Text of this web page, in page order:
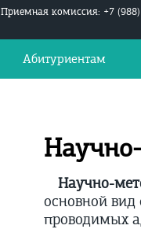
Приемная комиссия: +7
Абитуриентам
Научно-
основной вид
проводимых